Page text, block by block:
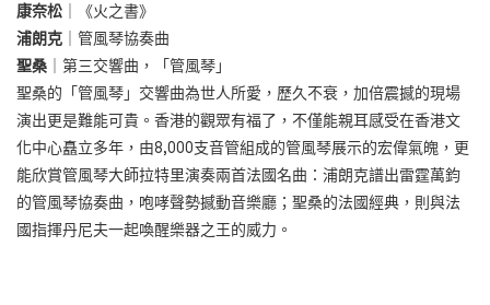
康奈松
《火之書》
浦朗克
管風琴協奏曲
聖桑
第三交響曲，「管風琴」
聖桑的「管風琴」交響曲為世人所愛，歷久不衰，加倍震撼的現場
演出更是難能可貴。香港的觀眾有福了，不僅能親耳感受在香港文
化中心矗立多年，由8,000支音管組成的管風琴展示的宏偉氣魄，更
能欣賞管風琴大師拉特里演奏兩首法國名曲：浦朗克譜出雷霆萬鈞
的管風琴協奏曲，咆哮聲勢撼動音樂廳；聖桑的法國經典，則與法
國指揮丹尼夫一起喚醒樂器之王的威力。